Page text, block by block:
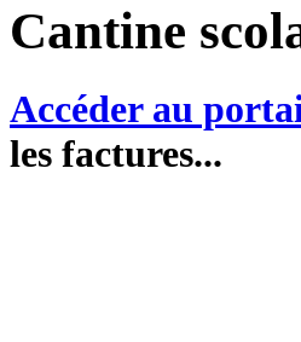
Cantine
Accéder au
les factures...